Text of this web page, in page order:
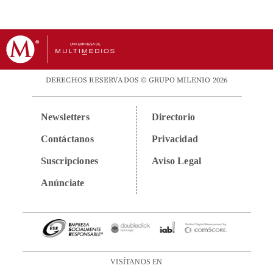
DERECHOS RESERVADOS © GRUPO MILENIO 2026
Newsletters
Contáctanos
Suscripciones
Anúnciate
Directorio
Privacidad
Aviso Legal
VISÍTANOS EN